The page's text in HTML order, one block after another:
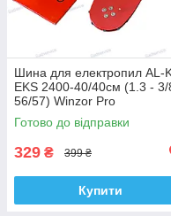
Шина для електропил AL-
EKS 2400-40/40см (1.3 - 3/
56/57) Winzor Pro
Готово до відправки
329 ₴ 399 ₴
Купити